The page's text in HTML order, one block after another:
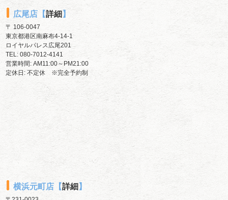
広尾店【詳細 】
〒 106-0047
東京都港区南麻布4-14-1
ロイヤルパレス広尾201
TEL:080-7012-4141
営業時間: AM11:00～PM21:00
定休日: 不定休 ※完全予約制
横浜元町店【詳細 】